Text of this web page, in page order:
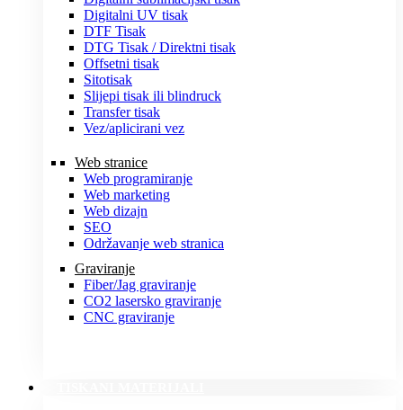
Digitalni UV tisak
DTF Tisak
DTG Tisak / Direktni tisak
Offsetni tisak
Sitotisak
Slijepi tisak ili blindruck
Transfer tisak
Vez/aplicirani vez
Web stranice
Web programiranje
Web marketing
Web dizajn
SEO
Održavanje web stranica
Graviranje
Fiber/Jag graviranje
CO2 lasersko graviranje
CNC graviranje